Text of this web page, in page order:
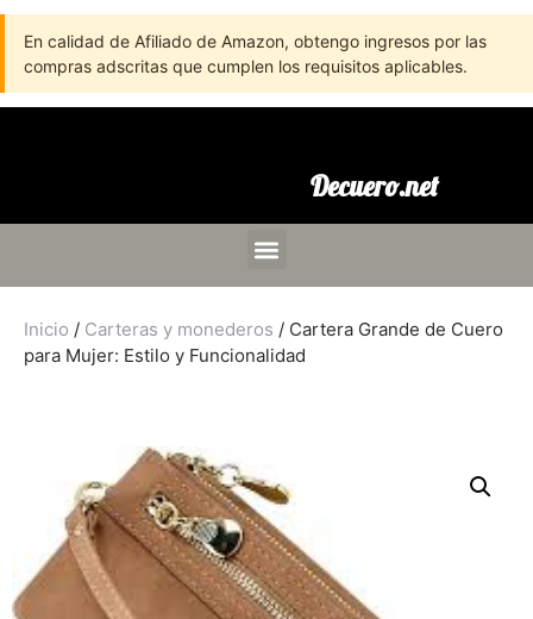
En calidad de Afiliado de Amazon, obtengo ingresos por las
compras adscritas que cumplen los requisitos aplicables.
Decuero.net
Inicio / Carteras y monederos / Cartera Grande de Cuero
para Mujer: Estilo y Funcionalidad